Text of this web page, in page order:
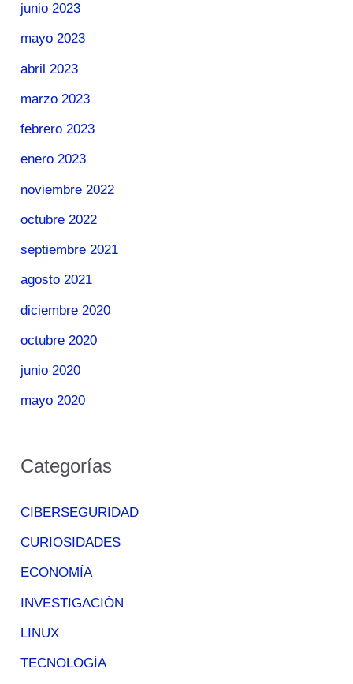
junio 2023
mayo 2023
abril 2023
marzo 2023
febrero 2023
enero 2023
noviembre 2022
octubre 2022
septiembre 2021
agosto 2021
diciembre 2020
octubre 2020
junio 2020
mayo 2020
Categorías
CIBERSEGURIDAD
CURIOSIDADES
ECONOMÍA
INVESTIGACIÓN
LINUX
TECNOLOGÍA